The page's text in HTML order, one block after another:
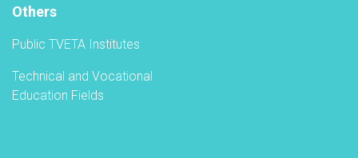
Others
Public TVETA Institutes
Technical and Vocational
Education Fields